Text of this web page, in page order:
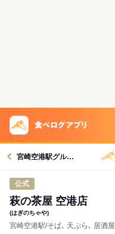
宮崎空港駅グルメへ
公式
萩の茶屋 空港店
(はぎのちゃや)
宮崎空港駅/そば､ 天ぷら､ 居酒屋